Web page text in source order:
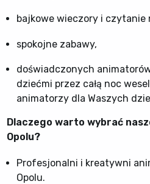
bajkowe wieczory i czytanie
spokojne zabawy,
doświadczonych
dziećmi przez całą noc
animatorzy dla Waszych
Dlaczego warto wybrać
Opolu?
Profesjonalni i kreatywni
Opolu.